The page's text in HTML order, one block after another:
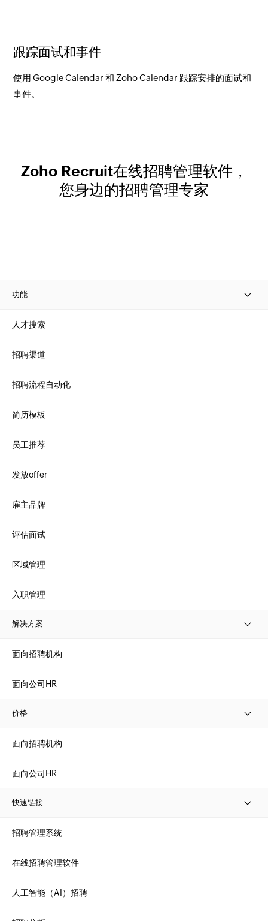
跟踪面试和事件
使用 Google Calendar 和 Zoho Calendar 跟踪安排的面试和
事件。
Zoho Recruit在线招聘管理软件，
您身边的招聘管理专家
功能
人才搜索
招聘渠道
招聘流程自动化
简历模板
员工推荐
发放offer
雇主品牌
评估面试
区域管理
入职管理
解决方案
面向招聘机构
面向公司HR
价格
面向招聘机构
面向公司HR
快速链接
招聘管理系统
在线招聘管理软件
人工智能（AI）招聘